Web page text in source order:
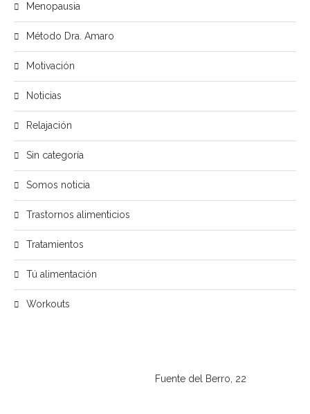
Menopausia
Método Dra. Amaro
Motivación
Noticias
Relajación
Sin categoría
Somos noticia
Trastornos alimenticios
Tratamientos
Tú alimentación
Workouts
Fuente del Berro, 22